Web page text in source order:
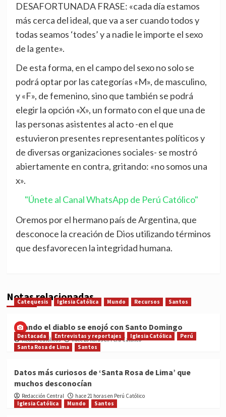
DESAFORTUNADA FRASE: «cada día estamos
más cerca del ideal, que va a ser cuando todos y
todas seamos ‘todes’ y a nadie le importe el sexo
de la gente».
De esta forma, en el campo del sexo no solo se
podrá optar por las categorías «M», de masculino,
y «F», de femenino, sino que también se podrá
elegir la opción «X», un formato con el que una de
las personas asistentes al acto -en el que
estuvieron presentes representantes políticos y
de diversas organizaciones sociales- se mostró
abiertamente en contra, gritando: «no somos una
x».
"Únete al Canal WhatsApp de Perú Católico"
Oremos por el hermano país de Argentina, que
desconoce la creación de Dios utilizando términos
que desfavorecen la integridad humana.
Notas relacionadas
Catequesis Iglesia Católica Mundo Recursos Santos
Cuando el diablo se enojó con Santo Domingo
Medios Católicos hace 20 horas en Perú Católico
Destacada Entrevistas y reportajes Iglesia Católica
Perú
Santa Rosa de Lima
Santos
Datos más curiosos de ‘Santa Rosa de Lima’ que
muchos desconocían
Redacción Central
hace 21 horas en Perú Católico
Iglesia Católica
Mundo Santos